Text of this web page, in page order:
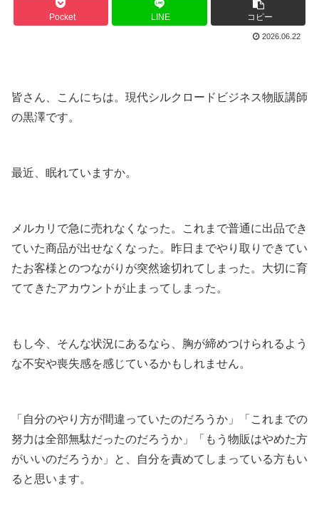
Pocket LINE コピー
2026.06.22
皆さん、こんにちは。現代シルクロードビジネス物販講師
の黒澤です。
最近、眠れていますか。
メルカリで急に売れなくなった。これまで普通に出品でき
ていた商品が出せなくなった。昨日までやり取りできてい
たお客様とのつながりが突然途切れてしまった。大切に育
ててきたアカウントが止まってしまった。
もし今、そんな状況にあるなら、胸が締めつけられるよう
な不安や喪失感を感じているかもしれません。
「自分のやり方が間違っていたのだろうか」「これまでの
努力は全部無駄だったのだろうか」「もう物販はやめた方
がいいのだろうか」と、自分を責めてしまっている方もい
ると思います。